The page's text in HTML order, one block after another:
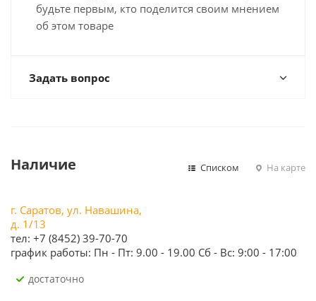
будьте первым, кто поделится своим мнением
об этом товаре
Задать вопрос
Наличие Списком На карте
г. Саратов, ул. Навашина,
д. 1/13
тел: +7 (8452) 39-70-70
график работы: Пн - Пт: 9.00 - 19.00 Сб - Вс: 9:00 - 17:00
Достаточно